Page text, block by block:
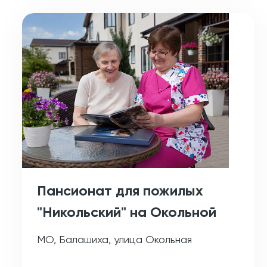
Пансионат для пожилых
"Никольский" на Окольной
МО, Балашиха, улица Окольная